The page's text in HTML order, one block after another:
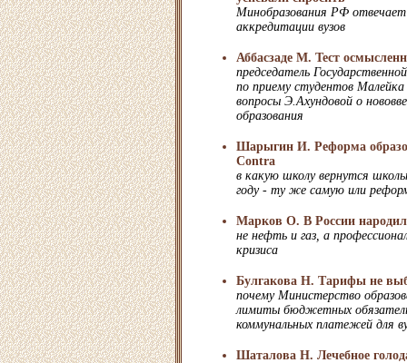
Минобразования РФ отвечает
аккредитации вузов
Аббасзаде М. Тест
председатель
по приему студентов
вопросы Э.Ахундовой о
образования
Шарыгин И. Реформа
Contra
в какую школу вернутся
году - ту же самую или
Марков О. В России
не нефть и газ, а
кризиса
Булгакова Н. Тарифы не
почему Министерство
лимиты бюджетных
коммунальных платежей для
Шаталова Н. Лечебное